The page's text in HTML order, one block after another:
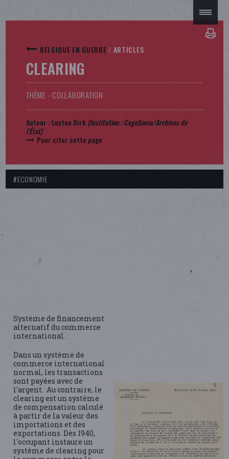
BELGIQUE EN GUERRE / ARTICLES
CLEARING
THÈME - COLLABORATION
Auteur : Luyten Dirk(Institution :CegeSoma/Archives de
l'État)
Pour citer cette page
#ECONOMIE
Système de financement
alternatif du commerce
international.
Dans un système de
commerce international
normal, les transactions
sont payées avec de
l'argent. Au contraire, le
clearing est un système
de compensation calculé
à partir de la valeur des
importations et des
exportations. Dès 1940,
l'occupant instaure un
système de clearing pour